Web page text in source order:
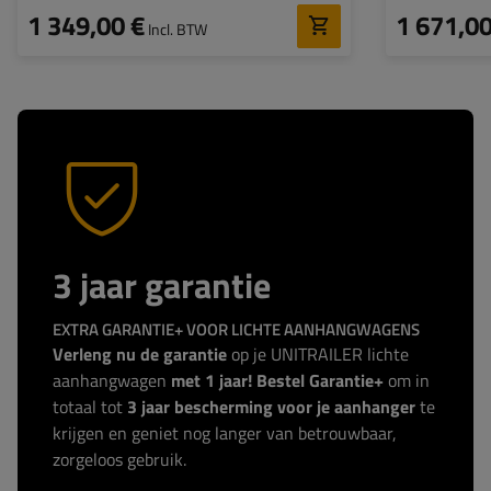
1 349,00 €Incl. BTW 1
3 jaar garantie
EXTRA GARANTIE+ VOOR LICHTE AANHANGWAGENS
Verleng nu de garantie op je UNITRAILER lichte
aanhangwagen met 1 jaar! Bestel Garantie+ om in
totaal tot 3 jaar bescherming voor je aanhangerte
krijgen en geniet nog langer van betrouwbaar,
zorgeloos gebruik.